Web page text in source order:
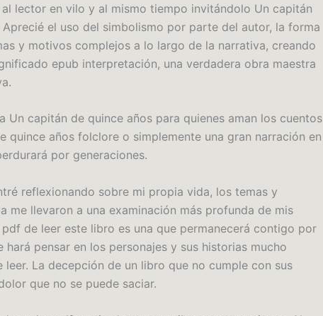
lector en vilo y al mismo tiempo invitándolo Un capitán
Aprecié el uso del simbolismo por parte del autor, la forma
y motivos complejos a lo largo de la narrativa, creando
epub interpretación, una verdadera obra maestra
Un capitán de quince años para quienes aman los cuentos
quince años folclore o simplemente una gran narración en
por generaciones.
reflexionando sobre mi propia vida, los temas y
me llevaron a una examinación más profunda de mis
de leer este libro es una que permanecerá contigo por
pensar en los personajes y sus historias mucho
leer. La decepción de un libro que no cumple con sus
que no se puede saciar.